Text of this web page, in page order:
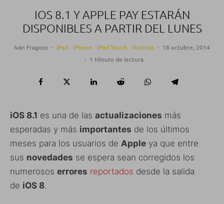
IOS 8.1 Y APPLE PAY ESTARÁN
DISPONIBLES A PARTIR DEL LUNES
Iván Fragoso · iPad iPhone iPod Touch Noticias · 18 octubre, 2014
· 1 Minuto de lectura
iOS 8.1 es una de las actualizaciones más
esperadas y más importantes de los últimos
meses para los usuarios de Apple ya que entre
sus novedades se espera sean corregidos los
numerosos errores reportados desde la salida
de iOS 8.